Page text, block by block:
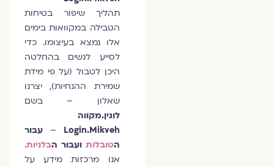
תהליך שיפור בטיחות
הטבילה במקוואות בימים
אלו נמצא בעיצומו. כדי
לסייע לנשים בהחלטה
היכן לטבול (על פי מידת
שמירת ההנחיות), יצרנו
שאלון – בשם
לוגין.מקווה
Login.Mikveh
–
עבור
טובלותועבור ה בלניות.
אנו מרכזות מידע על